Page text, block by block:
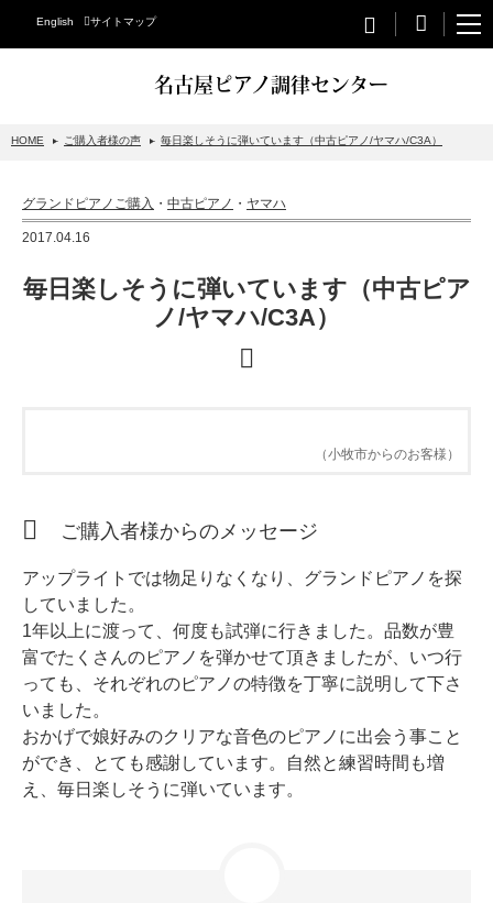
English サイトマップ
名古屋ピアノ調律センター
スタインウェイについて
アップライトピアノ
ホフマンアップライトピアノ
中古ピアノ
調律
HOME ご購入者様の声 毎日楽しそうに弾いています（中古ピアノ/ヤマハ/C3A）
グランドピアノご購入 ・ 中古ピアノ ・ ヤマハ
2017.04.16
毎日楽しそうに弾いています（中古ピア
ノ/ヤマハ/C3A）
（小牧市からのお客様）
ご購入者様からのメッセージ
アップライトでは物足りなくなり、グランドピアノを探
していました。
1年以上に渡って、何度も試弾に行きました。品数が豊
富でたくさんのピアノを弾かせて頂きましたが、いつ行
っても、それぞれのピアノの特徴を丁寧に説明して下さ
いました。
おかげで娘好みのクリアな音色のピアノに出会う事こと
ができ、とても感謝しています。自然と練習時間も増
え、毎日楽しそうに弾いています。